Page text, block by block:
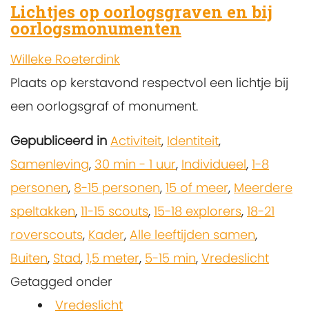
Lichtjes op oorlogsgraven en bij
oorlogsmonumenten
Willeke Roeterdink
Plaats op kerstavond respectvol een lichtje bij
een oorlogsgraf of monument.
Gepubliceerd in Activiteit, Identiteit,
Samenleving, 30 min - 1 uur, Individueel, 1-8
personen, 8-15 personen, 15 of meer, Meerdere
speltakken, 11-15 scouts, 15-18 explorers, 18-21
roverscouts, Kader, Alle leeftijden samen,
Buiten, Stad, 1,5 meter, 5-15 min, Vredeslicht
Getagged onder
Vredeslicht